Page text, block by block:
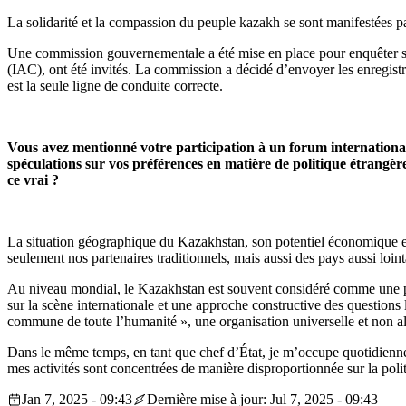
La solidarité et la compassion du peuple kazakh se sont
Une commission gouvernementale a été mise en place pour
(IAC), ont été invités. La commission a décidé d’envoyer les
est la seule ligne de conduite correcte.
Vous avez mentionné votre participation à un forum
spéculations sur vos préférences en matière de politique
ce vrai ?
La situation géographique du Kazakhstan, son potentiel
seulement nos partenaires traditionnels, mais aussi des pays aussi
Au niveau mondial, le Kazakhstan est souvent considéré comme une
sur la scène internationale et une approche constructive des
commune de toute l’humanité », une organisation universelle et non
Dans le même temps, en tant que chef d’État, je m’occupe
mes activités sont concentrées de manière disproportionnée sur la
Jan 7, 2025 - 09:43
Dernière mise à jour: Jul 7, 2025 - 09:43